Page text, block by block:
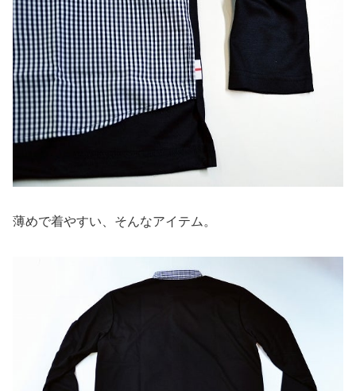
薄めで着やすい、そんなアイテム。